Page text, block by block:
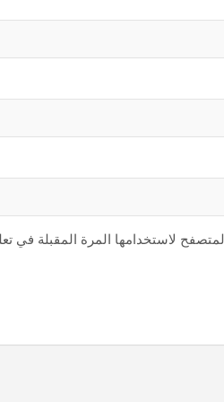
لاستخدامها المرة المقبلة في